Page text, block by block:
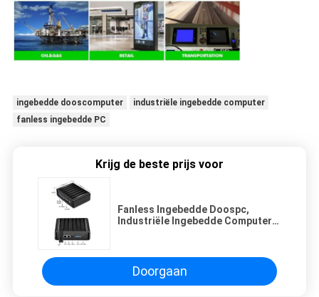
ingebedde dooscomputer
industriële ingebedde computer
fanless ingebedde PC
Krijg de beste prijs voor
Fanless Ingebedde Doospc,
Industriële Ingebedde Computer
Doorgaan